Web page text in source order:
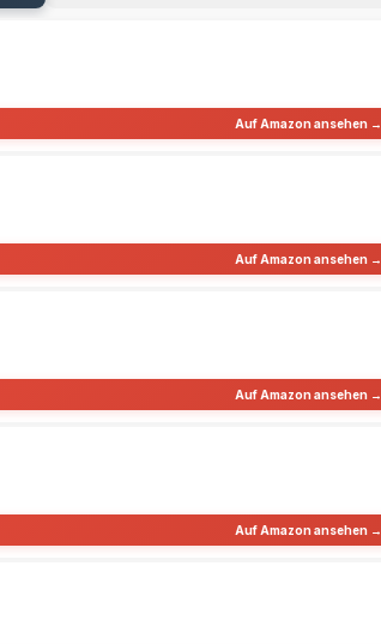
Auf Amazon ansehen →
Auf Amazon ansehen →
Auf Amazon ansehen →
Auf Amazon ansehen →